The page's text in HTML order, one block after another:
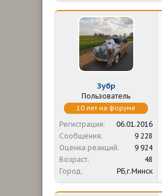
Зубр
Пользователь
10 лет на форуме
Регистрация
06.01.2016
Сообщения
9 228
Оценка реакций
9 924
Возраст
48
Город
РБ,г.Минск